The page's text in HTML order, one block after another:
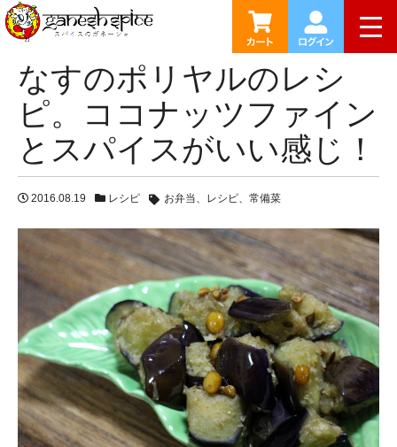
HOME ブログ
なすのポリヤルのレシピ。ココナッツフ
なすのポリヤルのレシ
ピ。ココナッツファイン
とスパイスがいい感じ！
2016.08.19 レシピ お弁当 レシピ 常備菜